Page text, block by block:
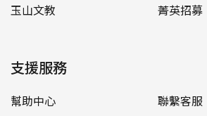
玉山文教
菁英招募
支援服務
幫助中心
聯繫客服